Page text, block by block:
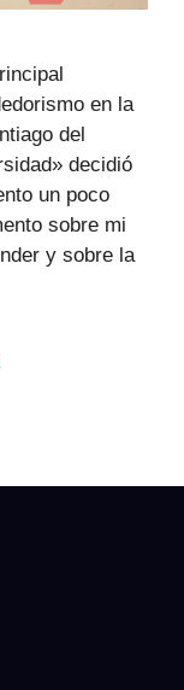
en la
del
decidió
un poco
sobre mi
y sobre la